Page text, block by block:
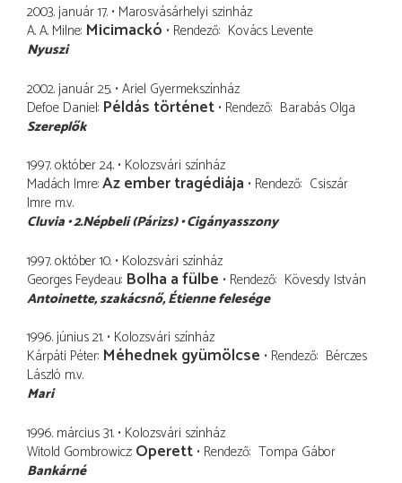
2003. január 17. Marosvásárhelyi szinház
A. A. Milne Micimackó Rendező Kovács Levente
Nyuszi
2002. január 25. Ariel Gyermekszínház
Defoe Daniel Példás történet Rendező Barabás Olga
Szereplők
1997. október 24. Kolozsvári színház
Madách Imre Az ember tragédiája Rendező Csiszár
Imre m.v.
Cluvia 2.Népbeli (Párizs) Cigányasszony
1997. október 10. Kolozsvári színház
Georges Feydeau Bolha a fülbe Rendező Kövesdy István
Antoinette szakácsnő, Étienne felesége
1996. június 21. Kolozsvári színház
Kárpáti Péter Méhednek gyümölcse Rendező Bérczes
László m.v.
Mari
1996. március 31. Kolozsvári színház
Witold Gombrowicz Operett Rendező Tompa Gábor
Bankárné